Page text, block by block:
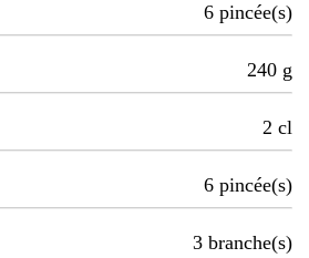
6 pincée(s)
240 g
2 cl
6 pincée(s)
3 branche(s)